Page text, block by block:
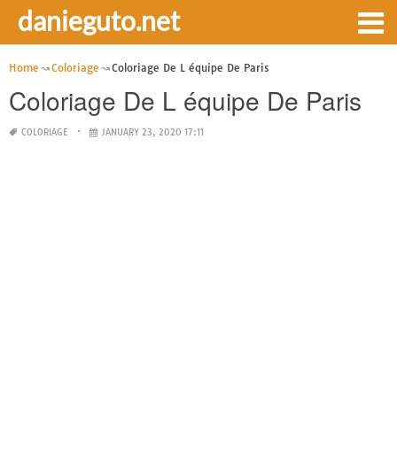
danieguto.net
Home Coloriage Coloriage De L équipe De Paris
Coloriage De L équipe De Paris
COLORIAGE JANUARY 23, 2020 17:11